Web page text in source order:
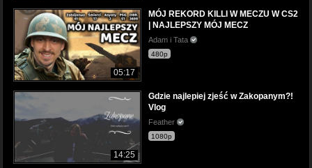
05:17
MÓJ REKORD KILLI W MECZU W CS2
| NAJLEPSZY MÓJ MECZ
Adam i Tata
480p
14:25
Gdzie najlepiej zjeść w Zakopanym?!
Vlog
Feather
1080p